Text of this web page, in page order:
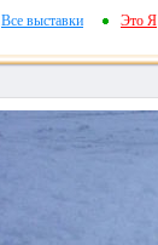
Все выставки Это Я